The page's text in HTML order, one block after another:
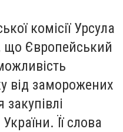
комісії Урсула
що Європейський
від заморожених
Її слова